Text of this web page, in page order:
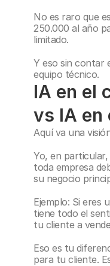
No es raro que
250.000 al año
limitado.
Y eso sin contar
equipo técnico.
IA en el
vs IA en
Aquí va una
Yo, en
toda empresa
su negocio
Ejemplo: Si eres
tiene todo el
tu cliente a
Eso es tu
para tu cliente.